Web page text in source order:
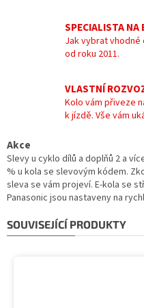
SPECIALISTA NA
Jak vybrat
od roku 2011.
VLASTNÍ
Kolo vám přiveze
k jízdě. Vše vám
Akce
Slevy u cyklo dílů a doplňů 2 a
% u kola se slevovým kódem.
sleva se vám projeví. E-kola se
Panasonic jsou nastaveny na
SOUVISEJÍCÍ PRODUKTY